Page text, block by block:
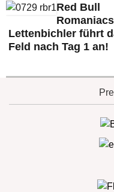
Red Bull
Lettenbichler führt
Feld nach Tag 1 an!